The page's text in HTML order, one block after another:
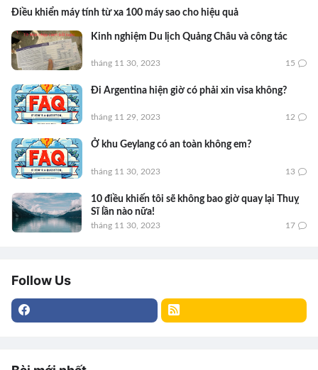
Điều khiển máy tính từ xa 100 máy sao cho hiệu quả
Kinh nghiệm Du lịch Quảng Châu và công tác
tháng 11 30, 2023 15
Đi Argentina hiện giờ có phải xin visa không?
tháng 11 29, 2023 12
Ở khu Geylang có an toàn không em?
tháng 11 30, 2023 13
10 điều khiến tôi sẽ không bao giờ quay lại Thuỵ
Sĩ lần nào nữa!
tháng 11 30, 2023 17
Follow Us